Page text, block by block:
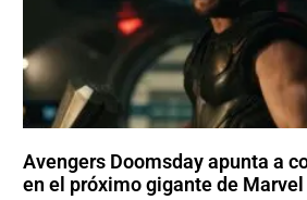
Avengers Doomsday apunta a
en el próximo gigante de Marvel